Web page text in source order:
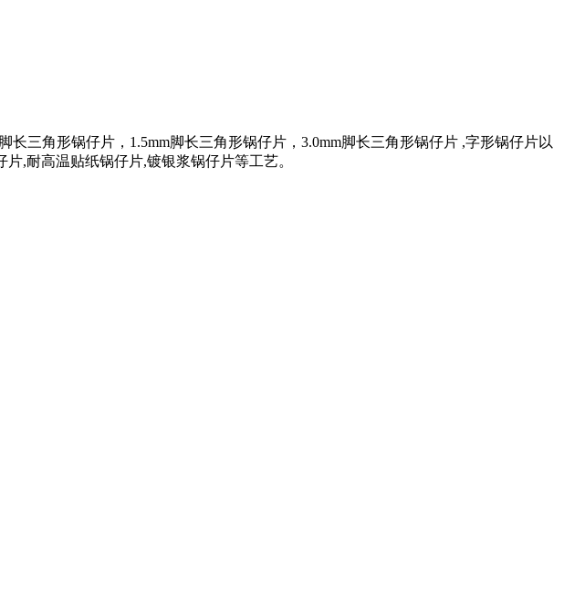
三角形锅仔片，1.5mm脚长三角形锅仔片，3.0mm脚长三角形锅仔片 ,字形锅仔片以
,耐高温贴纸锅仔片,镀银浆锅仔片等工艺。